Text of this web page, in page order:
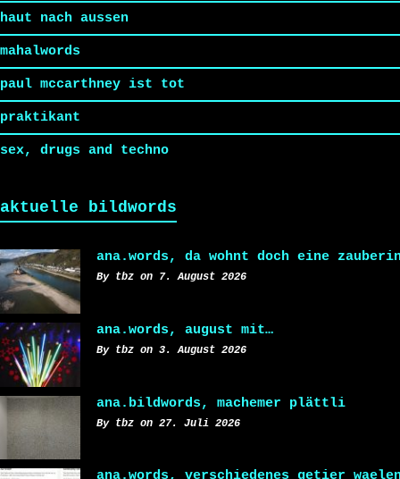
haut nach aussen
mahalwords
paul mccarthney ist tot
praktikant
sex, drugs and techno
aktuelle bildwords
ana.words, da wohnt doch eine
By tbz on 7. August 2026
ana.words, august mit…
By tbz on 3. August 2026
ana.bildwords, machemer plättli
By tbz on 27. Juli 2026
ana.words, verschiedenes getier